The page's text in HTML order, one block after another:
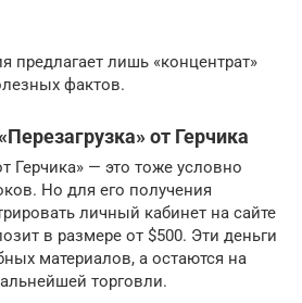
предлагает лишь «концентрат»
фактов.
от Герчика
Герчика» — это тоже условно
Но для его получения
личный кабинет на сайте
в размере от $500. Эти деньги
материалов, а остаются на
торговли.